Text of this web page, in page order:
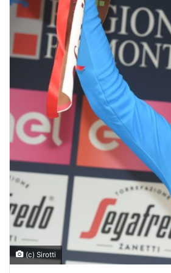
(c) Sirotti